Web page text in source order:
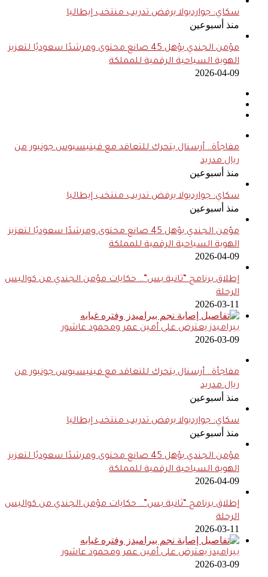
سكاي: جوارديولا يرفض تدريب منتخب إيطاليا
منذ أسبوعين
مؤمن الجندي يؤهل 45 صانع محتوى ومرشدًا سعوديًا لتعزيز
الهوية السياحية الرقمية للمملكة
2026-04-09
مفاجأة.. أرسنال يتحرك للتعاقد مع فينيسيوس جونيور من
ريال مدريد
منذ أسبوعين
سكاي: جوارديولا يرفض تدريب منتخب إيطاليا
منذ أسبوعين
مؤمن الجندي يؤهل 45 صانع محتوى ومرشدًا سعوديًا لتعزيز
الهوية السياحية الرقمية للمملكة
2026-04-09
إطلاق برنامج “ثانية بس”.. حكايات مؤمن الجندي من كواليس
الرحلة
2026-03-11
بيراميدز يعترض على أمين عمر ومحمود عاشور
2026-03-09
مفاجأة.. أرسنال يتحرك للتعاقد مع فينيسيوس جونيور من
ريال مدريد
منذ أسبوعين
سكاي: جوارديولا يرفض تدريب منتخب إيطاليا
منذ أسبوعين
مؤمن الجندي يؤهل 45 صانع محتوى ومرشدًا سعوديًا لتعزيز
الهوية السياحية الرقمية للمملكة
2026-04-09
إطلاق برنامج “ثانية بس”.. حكايات مؤمن الجندي من كواليس
الرحلة
2026-03-11
بيراميدز يعترض على أمين عمر ومحمود عاشور
2026-03-09